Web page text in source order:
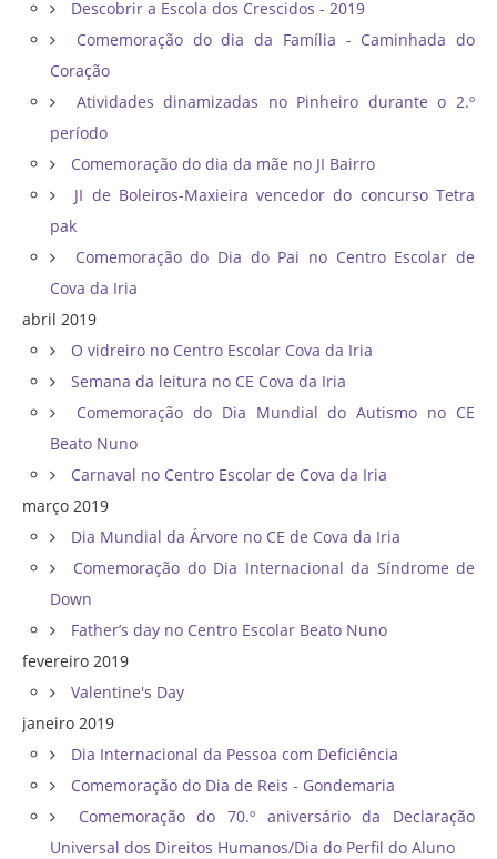
Descobrir a Escola dos Crescidos - 2019
Comemoração do dia da Família - Caminhada do
Coração
Atividades dinamizadas no Pinheiro durante o 2.º
período
Comemoração do dia da mãe no JI Bairro
JI de Boleiros-Maxieira vencedor do concurso Tetra
pak
Comemoração do Dia do Pai no Centro Escolar de
Cova da Iria
abril 2019
O vidreiro no Centro Escolar Cova da Iria
Semana da leitura no CE Cova da Iria
Comemoração do Dia Mundial do Autismo no CE
Beato Nuno
Carnaval no Centro Escolar de Cova da Iria
março 2019
Dia Mundial da Árvore no CE de Cova da Iria
Comemoração do Dia Internacional da Síndrome de
Down
Father’s day no Centro Escolar Beato Nuno
fevereiro 2019
Valentine's Day
janeiro 2019
Dia Internacional da Pessoa com Deficiência
Comemoração do Dia de Reis - Gondemaria
Comemoração do 70.º aniversário da Declaração
Universal dos Direitos Humanos/Dia do Perfil do Aluno